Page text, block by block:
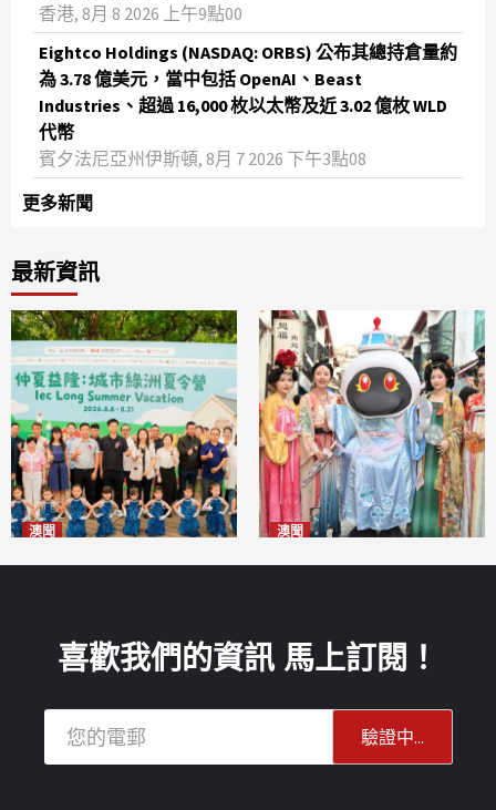
香港, 8月 8 2026 上午9點00
Eightco Holdings (NASDAQ: ORBS) 公布其總持倉量約
為 3.78 億美元，當中包括 OpenAI、Beast
Industries、超過 16,000 枚以太幣及近 3.02 億枚 WLD
代幣
賓夕法尼亞州伊斯頓, 8月 7 2026 下午3點08
更多新聞
最新資訊
澳聞
2026-08-09
澳聞
喜歡我們的資訊 馬上訂閱！